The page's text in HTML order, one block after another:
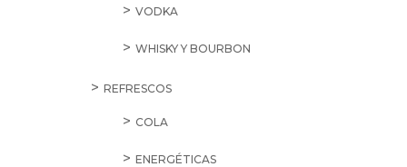
VODKA
WHISKY Y BOURBON
REFRESCOS
COLA
ENERGÉTICAS